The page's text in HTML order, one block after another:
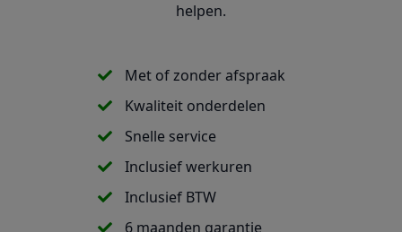
helpen.
Met of zonder afspraak
Kwaliteit onderdelen
Snelle service
Inclusief werkuren
Inclusief BTW
6 maanden garantie